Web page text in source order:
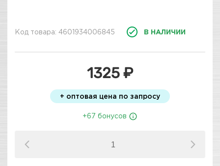
Код товара: 4601934006845 В НАЛИЧИИ
1325 ₽
+ оптовая цена по запросу
+67 бонусов